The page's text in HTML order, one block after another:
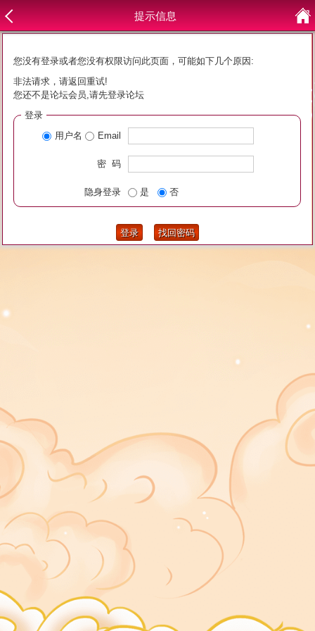
提示信息
您没有登录或者您没有权限访问此页面，可能如下几个原因:
非法请求，请返回重试!
您还不是论坛会员,请先登录论坛
登录
用户名
Email
密 码
隐身登录 是 否